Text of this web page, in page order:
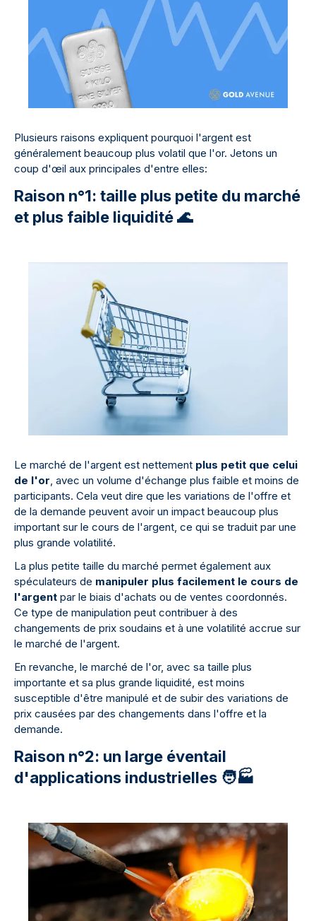
Plusieurs raisons expliquent pourquoi l'argent est
généralement beaucoup plus volatil que l'or. Jetons un
coup d'œil aux principales d'entre elles:
Raison n°1: taille plus petite du marché
et plus faible liquidité 🌊
Le marché de l'argent est nettement plus petit que celui
de l'or, avec un volume d'échange plus faible et moins de
participants. Cela veut dire que les variations de l'offre et
de la demande peuvent avoir un impact beaucoup plus
important sur le cours de l'argent, ce qui se traduit par une
plus grande volatilité.
La plus petite taille du marché permet également aux
spéculateurs de manipuler plus facilement le cours de
l'argent par le biais d'achats ou de ventes coordonnés.
Ce type de manipulation peut contribuer à des
changements de prix soudains et à une volatilité accrue sur
le marché de l'argent.
En revanche, le marché de l'or, avec sa taille plus
importante et sa plus grande liquidité, est moins
susceptible d'être manipulé et de subir des variations de
prix causées par des changements dans l'offre et la
demande.
Raison n°2: un large éventail
d'applications industrielles 🧑🏭